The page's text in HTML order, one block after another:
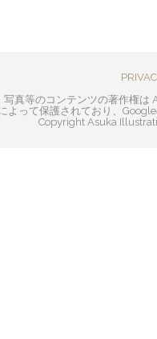
真等のコンテンツの著作権は
よって保護されており、
Copyright Asuka